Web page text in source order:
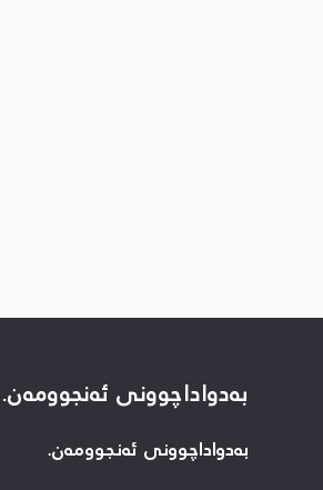
بەدواداچوونی ئەنجوومەن.
بەدواداچوونی ئەنجوومەن.